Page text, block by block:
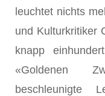
leuchtet nichts
und Kulturkritiker
knapp
«Goldenen
beschleunigte